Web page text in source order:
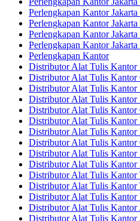
Perlengkapan Kantor Jakarta
Perlengkapan Kantor
Perlengkapan Kantor Jakarta
Perlengkapan Kantor Jakarta
Perlengkapan Kantor
Distributor Alat Tulis Kantor
Distributor Alat Tulis Kantor
Distributor Alat Tulis Kantor
Distributor Alat Tulis Kantor
Distributor Alat Tulis Kantor
Distributor Alat Tulis Kantor
Distributor Alat Tulis Kantor
Distributor Alat Tulis Kantor
Distributor Alat Tulis Kantor
Distributor Alat Tulis Kantor
Distributor Alat Tulis Kantor
Distributor Alat Tulis Kantor
Distributor Alat Tulis Kantor
Distributor Alat Tulis Kantor
Distributor Alat Tulis Kantor